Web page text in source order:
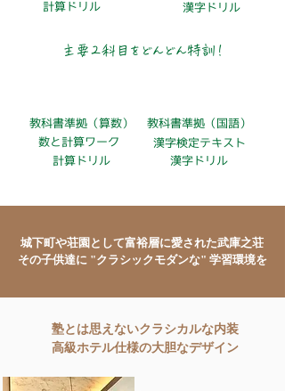
​計算ドリル ​漢字ドリル
主要２科目をどんどん特訓！
教科書準拠（算数）
教科書準拠（国語）
​数と計算ワーク
​計算ドリル
漢字検定テキスト
​漢字ドリル
城下町や荘園として富裕層に愛された武庫之荘
その子供達に "クラシックモダンな" 学習環境を​
塾とは思えないクラシカルな内装
​高級ホテル仕様の大胆なデザイン